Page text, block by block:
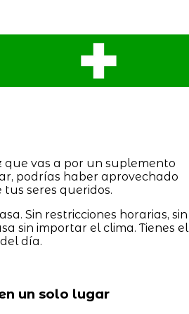
que vas a por un suplemento
podrías haber aprovechado
seres queridos.
Sin restricciones horarias, sin
sin importar el clima. Tienes el
día.
un solo lugar